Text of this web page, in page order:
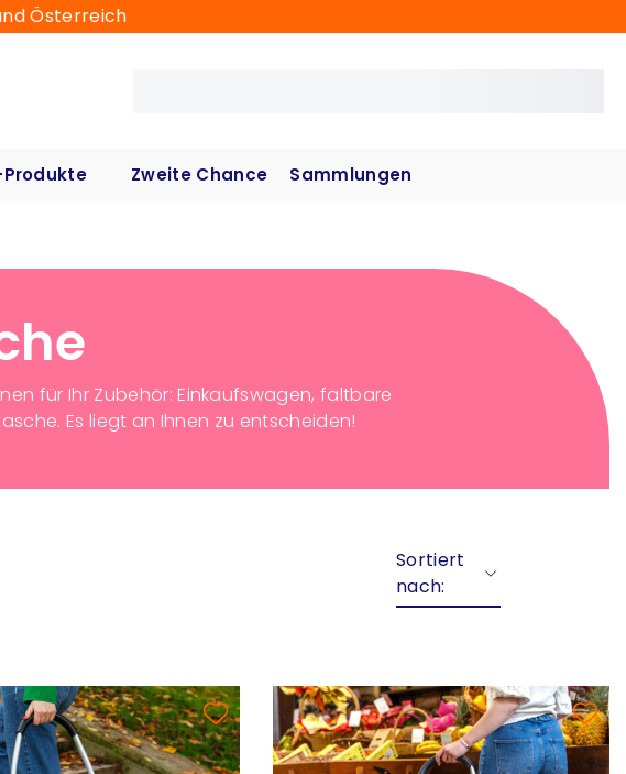
Österreich
Zweite Chance Sammlungen
für Ihr Zubehör: Einkaufswagen, faltbare
Es liegt an Ihnen zu entscheiden!
Sortiert
nach: